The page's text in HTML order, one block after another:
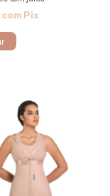
com Pix